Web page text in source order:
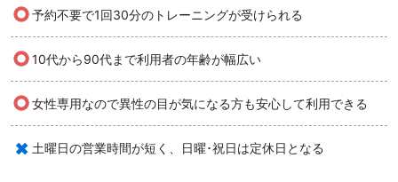
○予約不要で1回30分のトレーニングが受けられる
○10代から90代まで利用者の年齢が幅広い
○女性専用なので異性の目が気になる方も安心して利用できる
× 土曜日の営業時間が短く、日曜･祝日は定休日となる